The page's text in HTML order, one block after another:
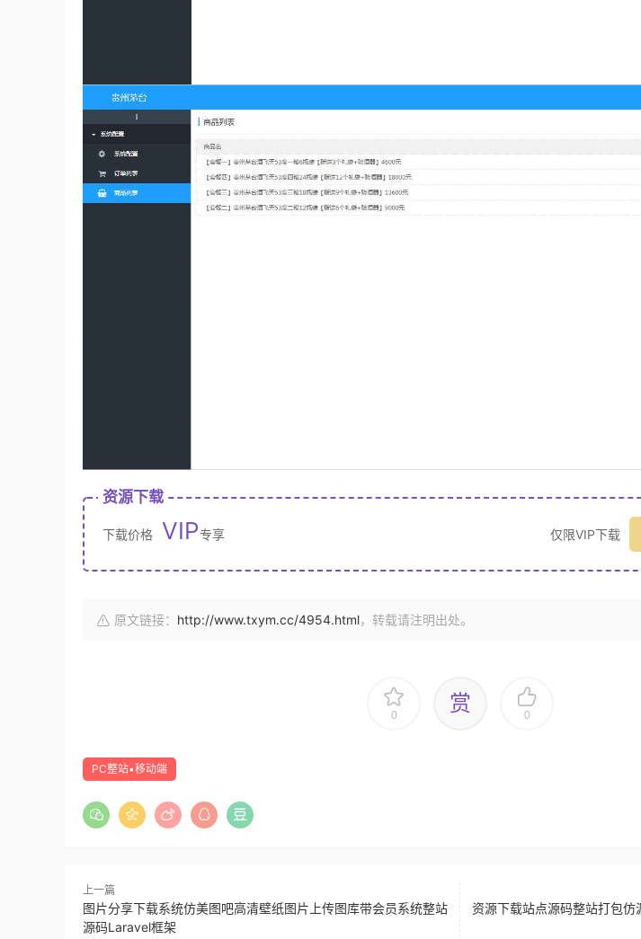
资源下载
下载价格 VIP专享 仅限VIP下载
原文链接： http://www.txym.cc/4954.html，转载请注明出处。
0 赏 0
PC整站▪移动端
上一篇
图片分享下载系统仿美图吧高清壁纸图片上传图库带会员系统整站
源码Laravel框架
资源下载站点源码整站打包